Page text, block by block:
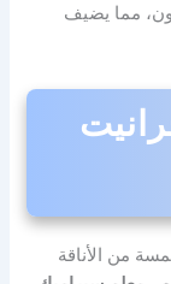
مما يضيف
من الأناقة